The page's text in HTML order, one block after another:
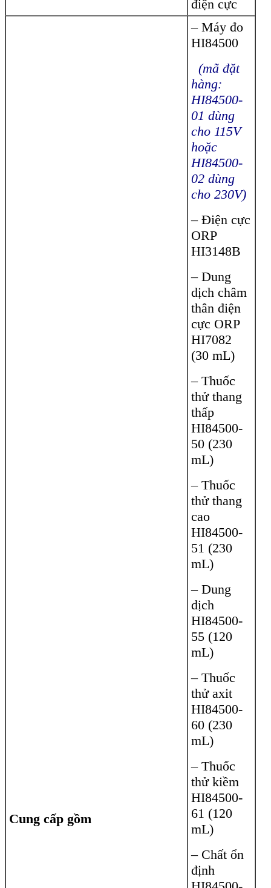
điện cực
Cung cấp gồm
– Máy đo
HI84500
(mã đặt
hàng:
HI84500-
01 dùng
cho 115V
hoặc
HI84500-
02 dùng
cho 230V)
– Điện cực
ORP
HI3148B
– Dung
dịch châm
thân điện
cực ORP
HI7082
(30 mL)
– Thuốc
thử thang
thấp
HI84500-
50 (230
mL)
– Thuốc
thử thang
cao
HI84500-
51 (230
mL)
– Dung
dịch
HI84500-
55 (120
mL)
– Thuốc
thử axit
HI84500-
60 (230
mL)
– Thuốc
thử kiềm
HI84500-
61 (120
mL)
– Chất ổn
định